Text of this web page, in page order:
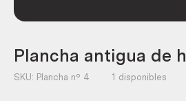
Plancha antigua de
SKU: Plancha nº 4 1 disponibles